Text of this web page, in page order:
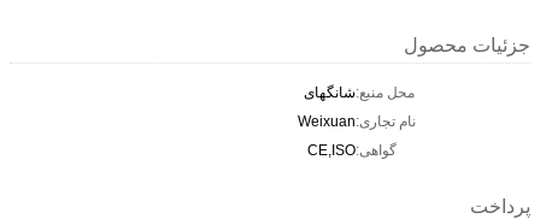
جزئیات محصول
محل منبع:شانگهای
نام تجاری:Weixuan
گواهی:CE,ISO
پرداخت